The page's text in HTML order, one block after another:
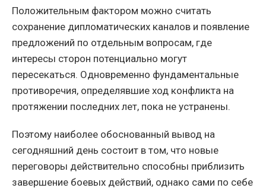
Положительным фактором можно считать
сохранение дипломатических каналов и появление
предложений по отдельным вопросам, где
интересы сторон потенциально могут
пересекаться. Одновременно фундаментальные
противоречия, определявшие ход конфликта на
протяжении последних лет, пока не устранены.
Поэтому наиболее обоснованный вывод на
сегодняшний день состоит в том, что новые
переговоры действительно способны приблизить
завершение боевых действий, однако сами по себе